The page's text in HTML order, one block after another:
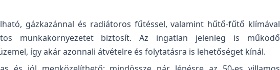
gázkazánnal és radiátoros fűtéssel, valamint hűtő-fűtő klímával
munkakörnyezetet biztosít. Az ingatlan jelenleg is működő
így akár azonnali átvételre és folytatásra is lehetőséget kínál.